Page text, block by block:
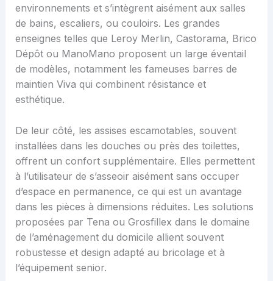
environnements et s’intègrent aisément aux salles
de bains, escaliers, ou couloirs. Les grandes
enseignes telles que Leroy Merlin, Castorama, Brico
Dépôt ou ManoMano proposent un large éventail
de modèles, notamment les fameuses barres de
maintien Viva qui combinent résistance et
esthétique.
De leur côté, les assises escamotables, souvent
installées dans les douches ou près des toilettes,
offrent un confort supplémentaire. Elles permettent
à l’utilisateur de s’asseoir aisément sans occuper
d’espace en permanence, ce qui est un avantage
dans les pièces à dimensions réduites. Les solutions
proposées par Tena ou Grosfillex dans le domaine
de l’aménagement du domicile allient souvent
robustesse et design adapté au bricolage et à
l’équipement senior.